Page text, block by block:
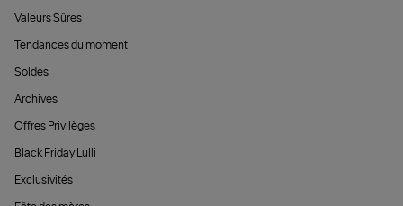
Valeurs Sûres
Tendances du moment
Soldes
Archives
Offres Privilèges
Black Friday Lulli
Exclusivités